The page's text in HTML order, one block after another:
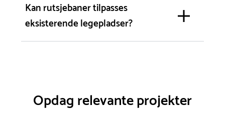
Kan rutsjebaner tilpasses
eksisterende legepladser?
Opdag relevante projekter